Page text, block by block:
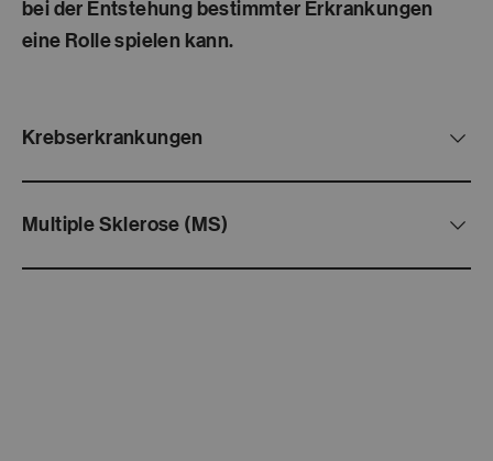
bei der Entstehung bestimmter Erkrankungen
eine Rolle spielen kann.
Krebserkrankungen
Multiple Sklerose (MS)